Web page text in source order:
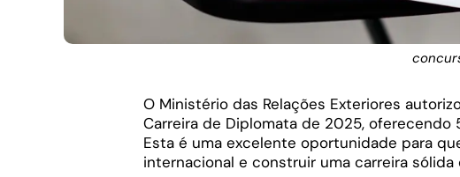
O Ministério das Relações Exteriores
Carreira de Diplomata de 2025, oferecendo
Esta é uma excelente oportunidade para
internacional e construir uma carreira sólida